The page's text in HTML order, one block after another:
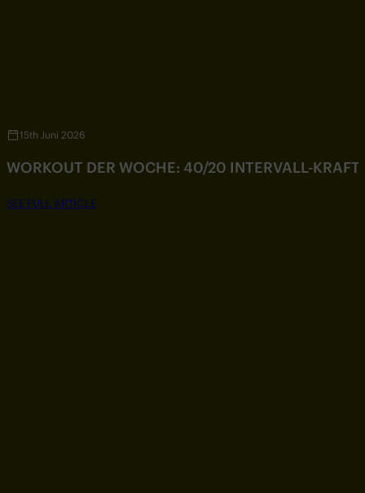
15th Juni 2026
WORKOUT DER WOCHE: 40/20 INTERVALL-
SEE FULL ARTICLE